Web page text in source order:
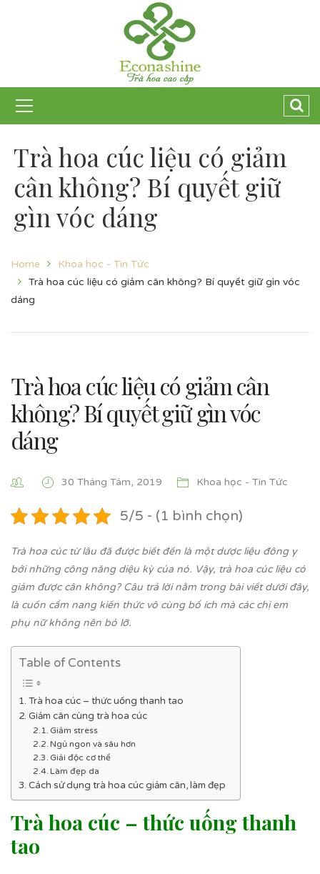
Trà hoa cúc liệu có giảm
cân không? Bí quyết giữ
gìn vóc dáng
Home
Khoa học - Tin Tức
Trà hoa cúc liệu có giảm cân không? Bí quyết giữ gìn vóc
dáng
Trà hoa cúc liệu có giảm cân
không? Bí quyết giữ gìn vóc
dáng
30 Tháng Tám, 2019 Khoa học - Tin Tức
5/5 - (1 bình chọn)
Trà hoa cúc từ lâu đã được biết đến là một dược liệu đông y
bởi những công năng diệu kỳ của nó. Vậy, trà hoa cúc liệu có
giảm được cân không? Câu trả lời nằm trong bài viết dưới đây,
là cuốn cẩm nang kiến thức vô cùng bổ ích mà các chị em
phụ nữ không nên bỏ lỡ.
Table of Contents
Trà hoa cúc – thức uống thanh tao
Giảm cân cùng trà hoa cúc
Giảm stress
Ngủ ngon và sâu hơn
Giải độc cơ thể
Làm đẹp da
Cách sử dụng trà hoa cúc giảm cân, làm đẹp
Trà hoa cúc – thức uống thanh
tao